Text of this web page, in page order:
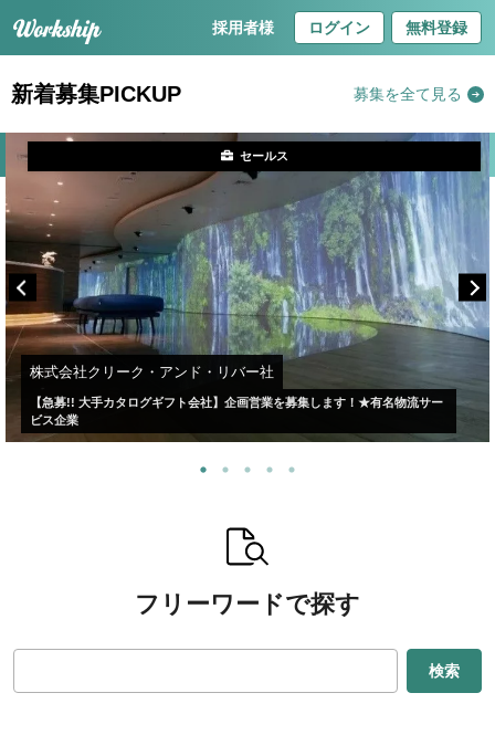
採用者様 ログイン 無料登録
新着募集PICKUP 募集を全て見る
株式会社クリーク・アンド・リバー社
【急募!! 大手カタログギフト会社】企画営業を募集します！★有名物流サー
ビス企業
セールス
フリーワードで探す
検索